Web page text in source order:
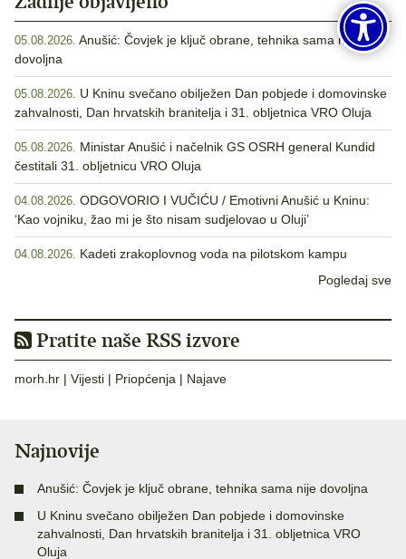
05.08.2026. Anušić: Čovjek je ključ obrane, tehnika sama nije
dovoljna
05.08.2026. U Kninu svečano obilježen Dan pobjede i domovinske
zahvalnosti, Dan hrvatskih branitelja i 31. obljetnica VRO Oluja
05.08.2026. Ministar Anušić i načelnik GS OSRH general Kundid
čestitali 31. obljetnicu VRO Oluja
04.08.2026. ODGOVORIO I VUČIĆU / Emotivni Anušić u Kninu:
‘Kao vojniku, žao mi je što nisam sudjelovao u Oluji’
04.08.2026. Kadeti zrakoplovnog voda na pilotskom kampu
Pogledaj sve
Pratite naše RSS izvore
morh.hr | Vijesti | Priopćenja | Najave
Najnovije
Anušić: Čovjek je ključ obrane, tehnika sama nije dovoljna
U Kninu svečano obilježen Dan pobjede i domovinske
zahvalnosti, Dan hrvatskih branitelja i 31. obljetnica VRO
Oluja